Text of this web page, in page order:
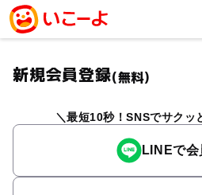
新規会員登録(無料)
最短10秒！SNSでサクッ
LINEで会